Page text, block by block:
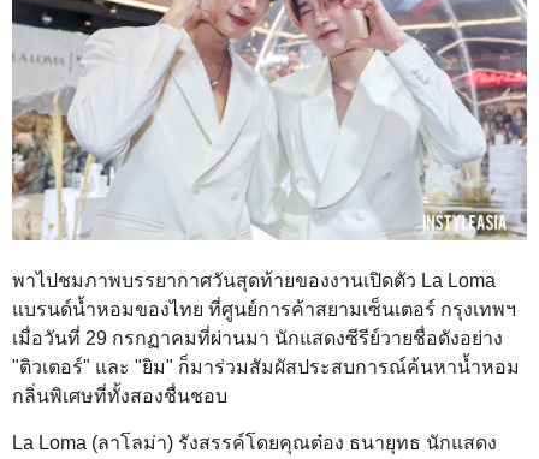
พาไปชมภาพบรรยากาศวันสุดท้ายของงานเปิดตัว La Loma
แบรนด์น้ำหอมของไทย ที่ศูนย์การค้าสยามเซ็นเตอร์ กรุงเทพฯ
เมื่อวันที่ 29 กรกฏาคมที่ผ่านมา นักแสดงซีรีย์วายชื่อดังอย่าง
"ติวเตอร์" และ "ยิม" ก็มาร่วมสัมผัสประสบการณ์ค้นหาน้ำหอม
กลิ่นพิเศษที่ทั้งสองชื่นชอบ
La Loma (ลาโลม่า) รังสรรค์โดยคุณต๋อง ธนายุทธ นักแสดง